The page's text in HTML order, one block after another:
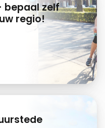
bepaal zelf
regio!